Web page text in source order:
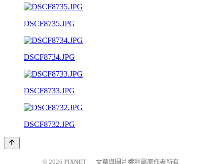
DSCF8735.JPG
DSCF8734.JPG
DSCF8733.JPG
DSCF8732.JPG
© 2026 PIXNET 文章與圖片權利屬原作者所有